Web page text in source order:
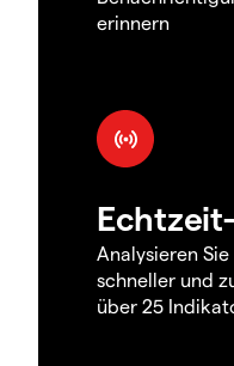
erinnern
Analysieren
schneller und
über 25